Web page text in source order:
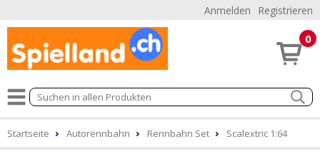
Anmelden Registrieren
0
Startseite Autorennbahn Rennbahn Set Scalextric 1:64